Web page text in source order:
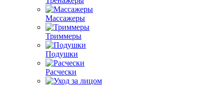
Массажеры
Триммеры
Подушки
Расчески